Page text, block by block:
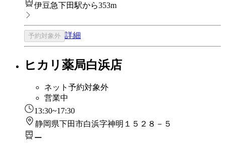
伊豆急下田駅から353m
予約対象外 詳細
ヒカリ薬局白浜店
ネット予約対象外
営業中
13:30~17:30
静岡県下田市白浜字神明１５２８－５
ー